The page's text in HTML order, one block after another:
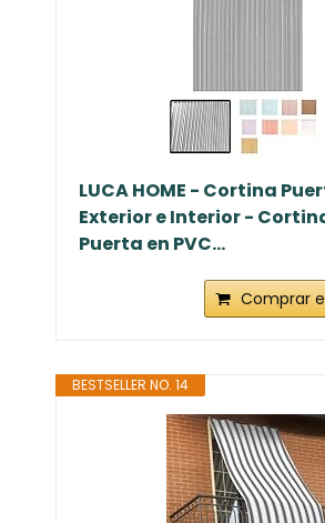
LUCA HOME - Cortina
Exterior e Interior -
Puerta en PVC...
Comprar
BESTSELLER NO. 14